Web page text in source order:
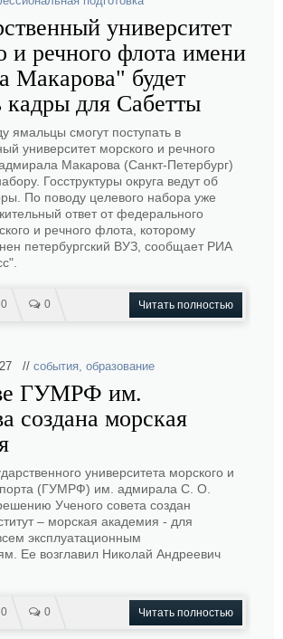
университет
и речного флота имени
Макарова" будет
кадры для Сабетты
ямальцы смогут поступать в
университет морского и речного
Макарова (Санкт-Петербург)
Госструктуры округа ведут об
По поводу целевого набора уже
ответ от федерального
и речного флота, которому
петербургский ВУЗ, сообщает РИА
0 0 Читать полностью
// события, образование
ГУМРФ им.
создана морская
университета морского и
(ГУМРФ) им. адмирала С. О.
Ученого совета создан
– морская академия - для
эксплуатационным
Ее возглавил Николай Андреевич
0 0 Читать полностью